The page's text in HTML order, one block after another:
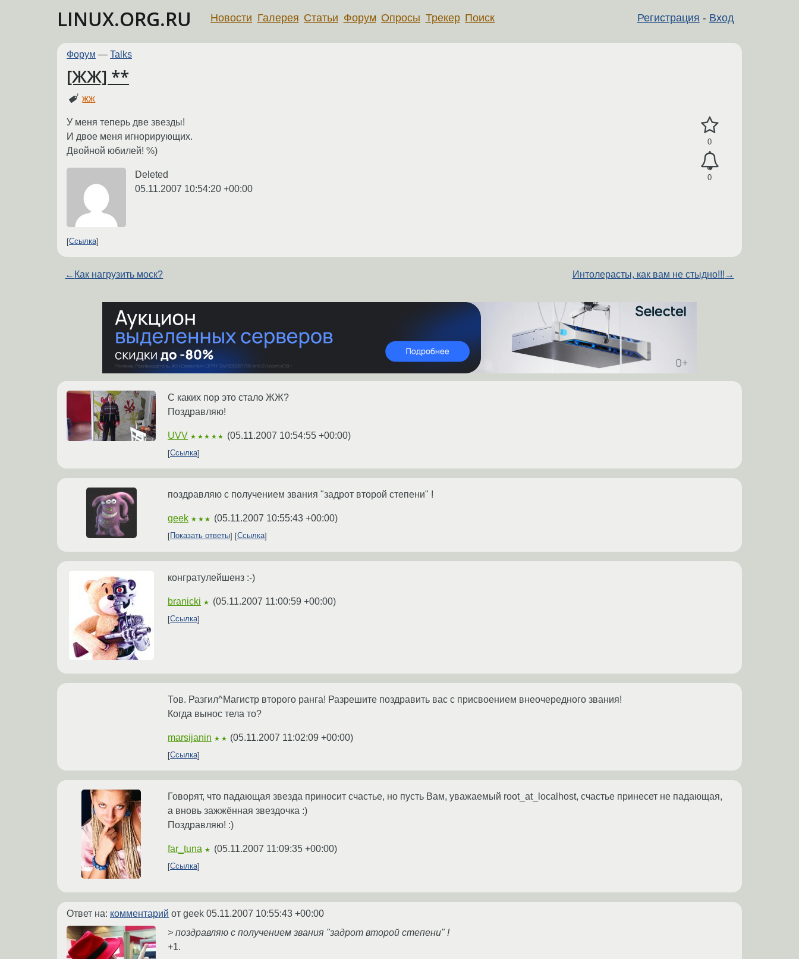
LINUX.ORG.RU Регистрация - Вход
Новости Галерея Статьи Форум Опросы Трекер Поиск
Форум — Talks
[ЖЖ] **
жж
0
0
У меня теперь две звезды!
И двое меня игнорирующих.
Двойной юбилей! %)
Deleted
05.11.2007 10:54:20 +00:00
Ссылка
← Как нагрузить моск? Интолерасты, как вам не стыдно!!! →
С каких пор это стало ЖЖ?
Поздравляю!
UVV ★★★★★ (05.11.2007 10:54:55 +00:00)
Ссылка
поздравляю с получением звания "задрот второй степени" !
geek ★★★ (05.11.2007 10:55:43 +00:00)
Показать ответы Ссылка
конгратулейшенз :-)
branicki ★ (05.11.2007 11:00:59 +00:00)
Ссылка
Тов. Разгил^Магистр второго ранга! Разрешите поздравить вас с присвоением внеочередного звания!
Когда вынос тела то?
marsijanin ★★ (05.11.2007 11:02:09 +00:00)
Ссылка
Говорят, что падающая звезда приносит счастье, но пусть Вам, уважаемый root_at_localhost, счастье принесет не падающая,
а вновь зажжённая звездочка :)
Поздравляю! :)
far_tuna ★ (05.11.2007 11:09:35 +00:00)
Ссылка
Ответ на: комментарий от geek 05.11.2007 10:55:43 +00:00
> поздравляю с получением звания "задрот второй степени" !
+1.